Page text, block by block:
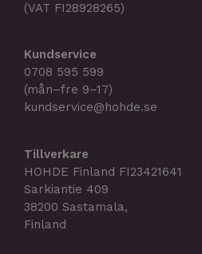
(VAT FI28928265)
Kundservice
0708 595 599
(mån–fre 9–17)
kundservice@hohde.se
Tillverkare
HOHDE Finland FI23421641
Sarkiantie 409
38200 Sastamala,
Finland